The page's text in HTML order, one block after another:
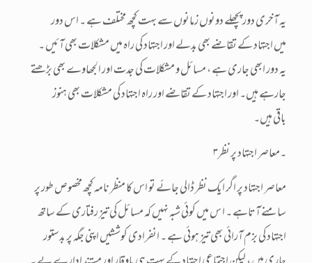
یہ آخری دور پچھلے دونوں زمانوں سے بہت کچھ مختلف ہے ۔ اس دور
میں اجتہاد کے تقاضے بھی بدلے اور اجتہاد کی راہ میں مشکلات بھی آئیں ۔
یہ دور ابھی جاری ہے ، مسائل و مشکلات کی جدت اور الجھاوے بھی بڑھتے
جارہے ہیں۔ اور اجتہاد کے تقاضے اور راہ اجتہاد کی مشکلات بھی ہنوز
باقی ہیں۔
۳۔معاصر اجتہاد پر نظر
معاصر اجتہاد پر اگر ایک نظر ڈالی جائے تو اس کا منظر نامہ کچھ مخصوص طور پر
سامنے آتاہے ۔ ا س میں کوئی شبہ نہیں کہ مسائل کی تیز رفتاری کے ساتھ
اجتہاد کی بزم آرائی بھی تیز ہوئی ہے ۔ انفرادی کوششیں اپنی جگہ پر بدستور